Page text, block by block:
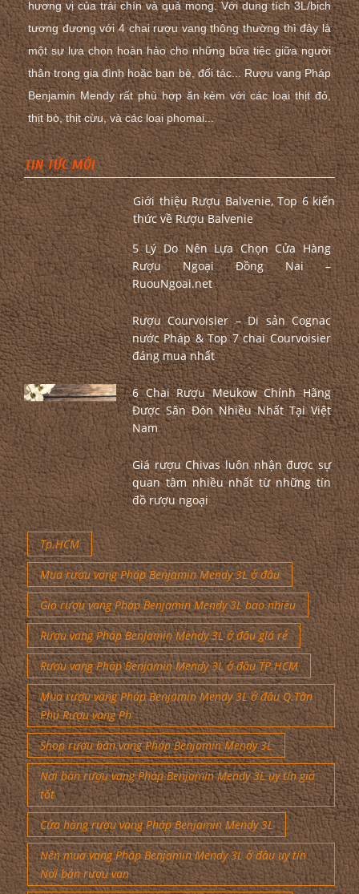
hương vị của trái chín và quả mọng. Với dung tích 3L/bịch
tương đương với 4 chai rượu vang thông thường thì đây là
một sự lựa chọn hoàn hảo cho những bữa tiệc giữa người
thân trong gia đình hoặc bạn bè, đối tác... Rượu vang Pháp
Benjamin Mendy rất phù hợp ăn kèm với các loại thịt đỏ,
thịt bò, thịt cừu, và các loại phomai...
TIN TỨC MỚI
Giới thiệu Rượu Balvenie, Top 6 kiến
thức về Rượu Balvenie
5 Lý Do Nên Lựa Chọn Cửa Hàng
Rượu Ngoại Đồng Nai –
RuouNgoai.net
Rượu Courvoisier – Di sản Cognac
nước Pháp & Top 7 chai Courvoisier
đáng mua nhất
6 Chai Rượu Meukow Chính Hãng
Được Săn Đón Nhiều Nhất Tại Việt
Nam
Giá rượu Chivas luôn nhận được sự
quan tâm nhiều nhất từ những tín
đồ rượu ngoại
Tp.HCM
Mua rượu vang Pháp Benjamin Mendy 3L ở đâu
Giá rượu vang Pháp Benjamin Mendy 3L bao nhiêu
Rượu vang Pháp Benjamin Mendy 3L ở đâu giá rẻ
Rượu vang Pháp Benjamin Mendy 3L ở đâu TP.HCM
Mua rượu vang Pháp Benjamin Mendy 3L ở đâu Q.Tân
Phú Rượu vang Ph
Shop rượu bán vang Pháp Benjamin Mendy 3L
Nơi bán rượu vang Pháp Benjamin Mendy 3L uy tín giá
tốt
Cửa hàng rượu vang Pháp Benjamin Mendy 3L
Nên mua vang Pháp Benjamin Mendy 3L ở đâu uy tín